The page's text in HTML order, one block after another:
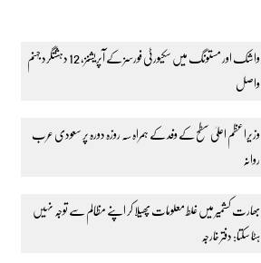
واشک اور مستونگ میں سکیورٹی فورسز کے آپریشنز، 12 دہشتگرد جہنم
واصل
وزیراعظم اعلیٰ سطح کے وفد کے ہمراہ سہ روزہ دورہ پر سعودی عرب
روانہ
بھارت کشمیر میں غلط معلومات پھیلا کر اپنے مظالم سے توجہ نہیں
ہٹا سکتا: دفتر خارجہ